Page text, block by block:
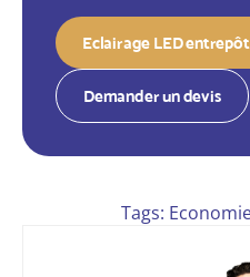
Eclairage LED
Demander un devis
Tags: